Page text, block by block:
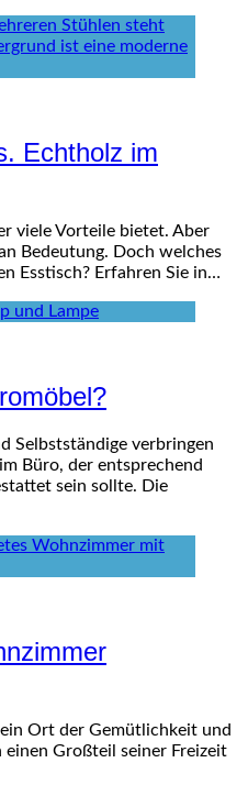
Echtholz im
viele Vorteile bietet. Aber
Bedeutung. Doch welches
Esstisch? Erfahren Sie in…
Selbstständige verbringen
Büro, der entsprechend
sein sollte. Die
Ort der Gemütlichkeit und
einen Großteil seiner Freizeit